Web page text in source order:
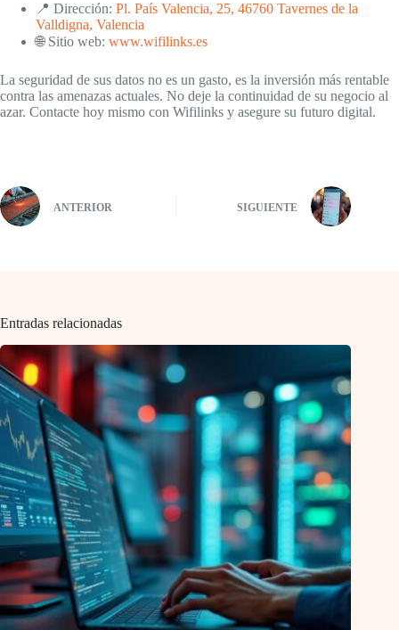
📍 Dirección: Pl. País Valencia, 25, 46760 Tavernes de la
Valldigna, Valencia
🌐 Sitio web: www.wifilinks.es
La seguridad de sus datos no es un gasto, es la inversión más rentable
contra las amenazas actuales. No deje la continuidad de su negocio al
azar. Contacte hoy mismo con Wifilinks y asegure su futuro digital.
ANTERIOR SIGUIENTE
Entradas relacionadas